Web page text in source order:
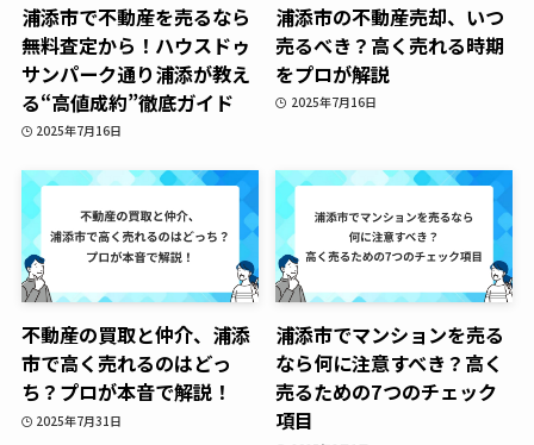
浦添市で不動産を売るなら
無料査定から！ハウスドゥ
サンパーク通り浦添が教え
る“高値成約”徹底ガイド
2025年7月16日
浦添市の不動産売却、いつ
売るべき？高く売れる時期
をプロが解説
2025年7月16日
不動産の買取と仲介、浦添
市で高く売れるのはどっ
ち？プロが本音で解説！
2025年7月31日
浦添市でマンションを売る
なら何に注意すべき？高く
売るための7つのチェック
項目